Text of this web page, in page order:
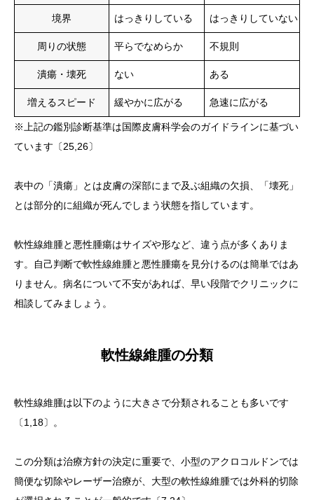
境界 はっきりしている はっきりしていない
周りの状態 平らでなめらか 不規則
潰瘍・壊死 ない ある
増えるスピード 緩やかに広がる 急速に広がる
※上記の鑑別診断基準は国際皮膚科学会のガイドラインに基づい
ています〔25,26〕
表中の「潰瘍」とは皮膚の深部にまで及ぶ組織の欠損、「壊死」
とは部分的に組織が死んでしまう状態を指しています。
軟性線維腫と悪性腫瘍はサイズや形など、違う点が多くありま
す。自己判断で軟性線維腫と悪性腫瘍を見分けるのは簡単ではあ
りません。病名について不安があれば、早い段階でクリニックに
相談してみましょう。
軟性線維腫の分類
軟性線維腫は以下のように大きさで分類されることも多いです
〔1,18〕。
この分類は治療方針の決定に重要で、小型のアクロコルドンでは
簡便な切除やレーザー治療が、大型の軟性線維腫では外科的切除